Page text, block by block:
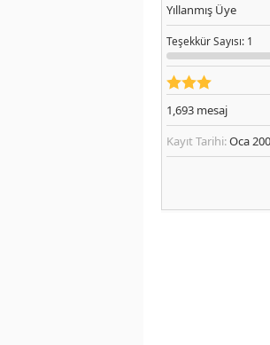
Yıllanmış Üye
TeşekkürSayısı: 1
1,693 mesaj
Kayıt Tarihi:Oca